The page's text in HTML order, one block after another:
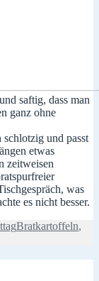
saftig, dass man
ganz ohne
schlotzig und passt
etwas
zeitweisen
was
es nicht besser.
Schlagwörter
Bratkartoffeln,